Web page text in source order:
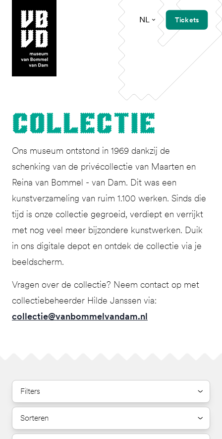
museum van Bommel van Dam
NL Tickets
Col­lec­tie
Ons museum ontstond in 1969 dankzij de
schenking van de privécollectie van Maarten en
Reina van Bommel - van Dam. Dit was een
kunstverzameling van ruim 1.100 werken. Sinds die
tijd is onze collectie gegroeid, verdiept en verrijkt
met nog veel meer bijzondere kunstwerken. Duik
in ons digitale depot en ontdek de collectie via je
beeldscherm.
Vragen over de collectie? Neem contact op met
collectiebeheerder Hilde Janssen via:
collectie@vanbommelvandam.nl
Filters
Sorteren